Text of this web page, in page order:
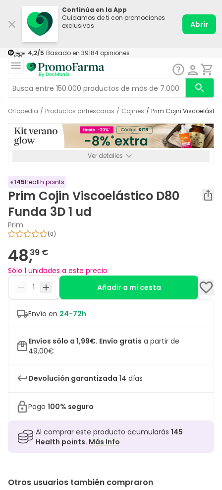
Continúa en la App
Cuidamos de ti con promociones
exclusivas
Abrir
4,2/5 Basado en 39184 opiniones
Ortopedia / Productos antiescaras / Cojines / Prim Cojin
Ver detalles
+145Health points
Prim Cojin Viscoelástico D80
Funda 3D 1 ud
Prim
(0)
48,39 €
Sólo 1 unidades a este precio
Añadir a mi cesta
Envío en 24-72h
Envíos sólo a 1,99€. Envío gratis a partir de
49,00€
Devolución garantizada 14 días
Pago 100% seguro
Al comprar este producto acumularás 145
Health points. Más Info
Otros usuarios también compraron